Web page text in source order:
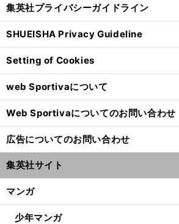
集英社プライバシーガイドライン
SHUEISHA Privacy Guideline
Setting of Cookies
web Sportivaについて
Web Sportivaについてのお問い合わせ
広告についてのお問い合わせ
集英社サイト
マンガ
少年マンガ